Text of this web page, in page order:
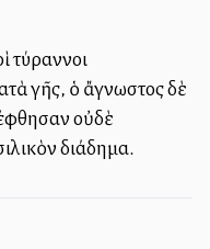
τύραννοι
γῆς, ὁ ἄγνωστος δὲ
οὐδὲ
διάδημα.